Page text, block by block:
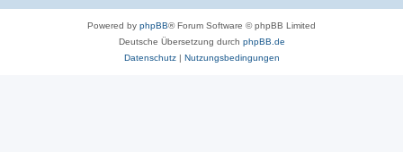
Powered by phpBB® Forum Software © phpBB Limited
Deutsche Übersetzung durch phpBB.de
Datenschutz| Nutzungsbedingungen